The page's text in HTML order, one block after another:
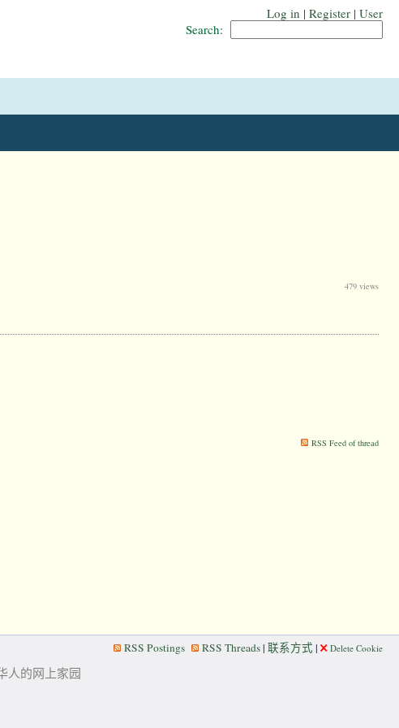
Log in | Register | User
Search:
479 views
RSS Feed of thread
RSS Postings RSS Threads| 联系方式 | Delete Cookie
人的网上家园